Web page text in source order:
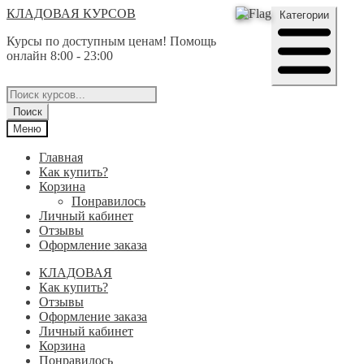
Перейти
Перейти
КЛАДОВАЯ КУРСОВ
Курсы по доступным ценам! Помощь
онлайн 8:00 - 23:00
Категории
Поиск
товаров
Поиск
Меню
Главная
Как купить?
Корзина
Понравилось
Личный кабинет
Отзывы
Оформление заказа
КЛАДОВАЯ
Как купить?
Отзывы
Оформление заказа
Личный кабинет
Корзина
Понравилось